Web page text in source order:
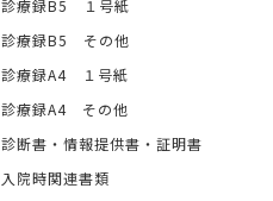
診療録B5 １号紙
診療録B5 その他
診療録A4 １号紙
診療録A4 その他
診断書・情報提供書・証明書
入院時関連書類